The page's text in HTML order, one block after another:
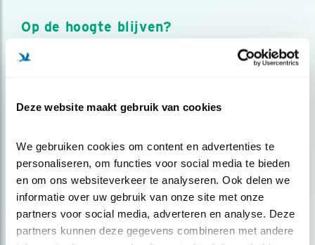
Deze website maakt gebruik van cookies
We gebruiken cookies om content en advertenties te
personaliseren, om functies voor social media te bieden
en om ons websiteverkeer te analyseren. Ook delen we
informatie over uw gebruik van onze site met onze
partners voor social media, adverteren en analyse. Deze
partners kunnen deze gegevens combineren met andere
Op de hoogte blijven?
Meld je aan en ontvang nieuws, inspiratie, acties en tips
over vogels en activiteiten van Vogelbescherming.